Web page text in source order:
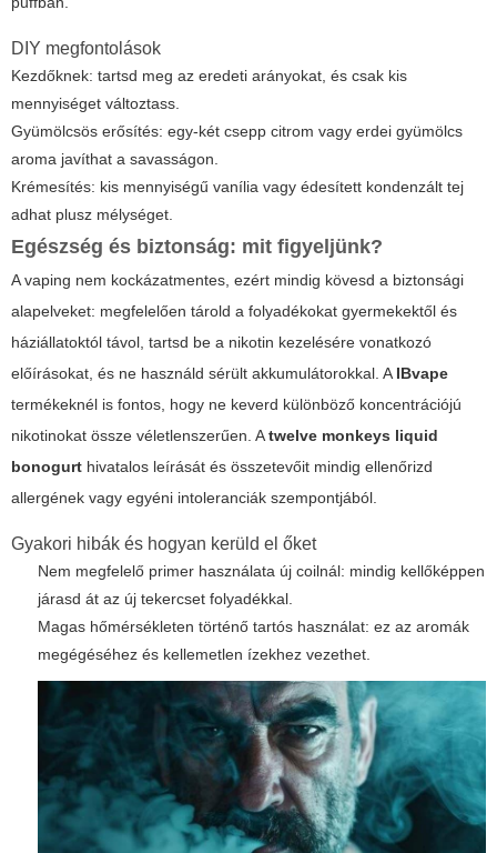
DIY megfontolások
Kezdőknek: tartsd meg az eredeti arányokat, és csak kis
mennyiséget változtass.
Gyümölcsös erősítés: egy-két csepp citrom vagy erdei gyümölcs
aroma javíthat a savasságon.
Krémesítés: kis mennyiségű vanília vagy édesített kondenzált tej
adhat plusz mélységet.
Egészség és biztonság: mit figyeljünk?
A vaping nem kockázatmentes, ezért mindig kövesd a biztonsági
alapelveket: megfelelően tárold a folyadékokat gyermekektől és
háziállatoktól távol, tartsd be a nikotin kezelésére vonatkozó
előírásokat, és ne használd sérült akkumulátorokkal. AIBvape
termékeknél is fontos, hogy ne keverd különböző koncentrációjú
nikotinokat össze véletlenszerűen. Atwelve monkeys liquid
bonogurt hivatalos leírását és összetevőit mindig ellenőrizd
allergének vagy egyéni intoleranciák szempontjából.
Gyakori hibák és hogyan kerüld el őket
Nem megfelelő primer használata új coilnál: mindig kellőképpen
járasd át az új tekercset folyadékkal.
Magas hőmérsékleten történő tartós használat: ez az aromák
megégéséhez és kellemetlen ízekhez vezethet.